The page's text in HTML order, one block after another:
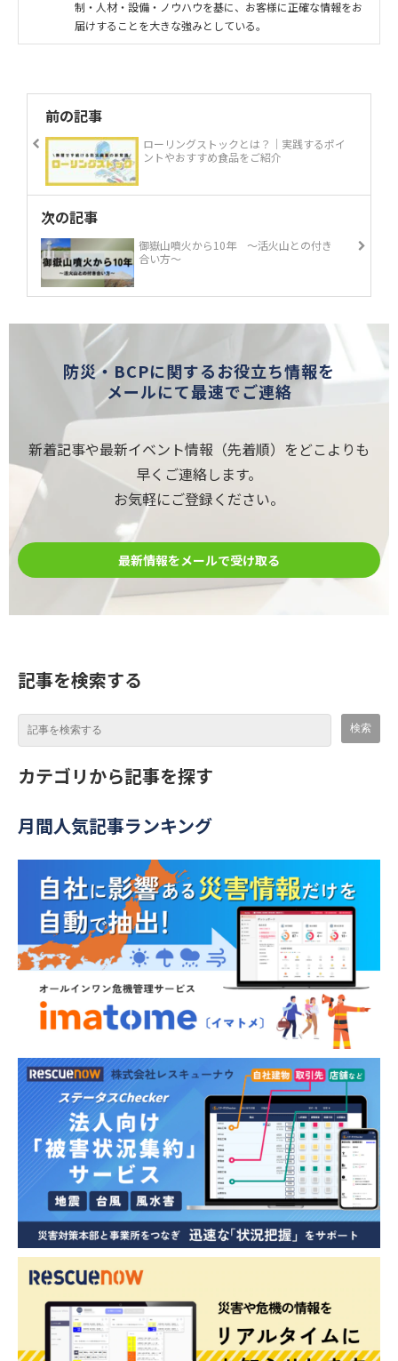
制・人材・設備・ノウハウを基に、お客様に正確な情報をお
届けすることを大きな強みとしている。
前の記事
ローリングストックとは？｜実践するポイ
ントやおすすめ食品をご紹介
次の記事
御嶽山噴火から10年 ～活火山との付き
合い方～
防災・BCPに関するお役立ち情報を
メールにて最速でご連絡
新着記事や最新イベント情報（先着順）をどこよりも
早くご連絡します。
お気軽にご登録ください。
最新情報をメールで受け取る
記事を検索する
カテゴリから記事を探す
月間人気記事ランキング